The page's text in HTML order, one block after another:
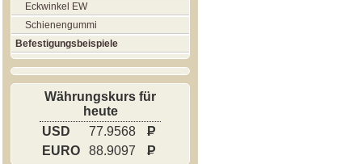
Eckwinkel EW
Schienengummi
Befestigungsbeispiele
Währungskurs für
heute
USD
77.9568
P
EURO
88.9097 P